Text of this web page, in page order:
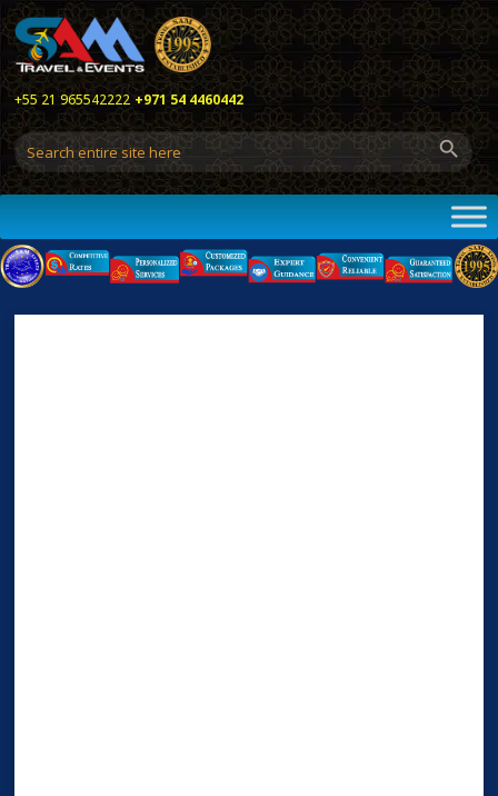
+55 21 965542222 +971 54 4460442